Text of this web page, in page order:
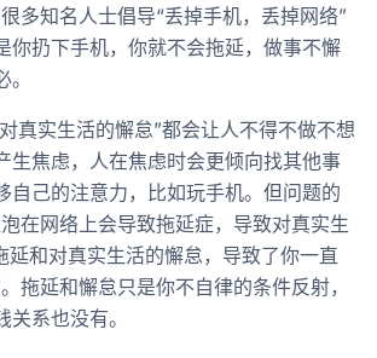
多知名人士倡导“丢掉手机，丢掉网络”
你扔下手机，你就不会拖延，做事不懈
真实生活的懈怠”都会让人不得不做不想
生焦虑，人在焦虑时会更倾向找其他事
自己的注意力，比如玩手机。但问题的
在网络上会导致拖延症，导致对真实生
延和对真实生活的懈怠，导致了你一直
拖延和懈怠只是你不自律的条件反射，
系也没有。